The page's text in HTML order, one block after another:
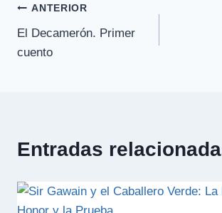
Navegación
de
ANTERIOR
El Decamerón. Primer
cuento
Entradas